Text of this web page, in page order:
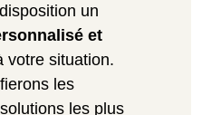
un
et
votre situation.
les
les plus